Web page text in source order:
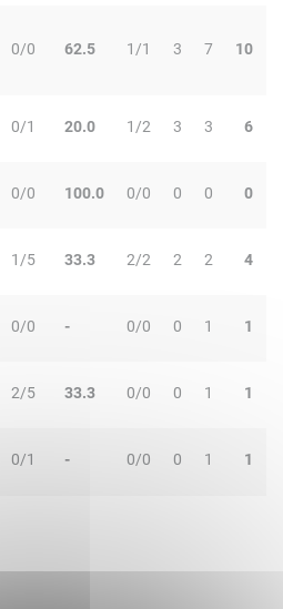
0/0 62.5 1/1 3 7 10
0/1 20.0 1/2 3 3 6
0/0 100.0 0/0 0 0 0
1/5 33.3 2/2 2 2 4
0/0 - 0/0 0 1 1
2/5 33.3 0/0 0 1 1
0/1 - 0/0 0 1 1